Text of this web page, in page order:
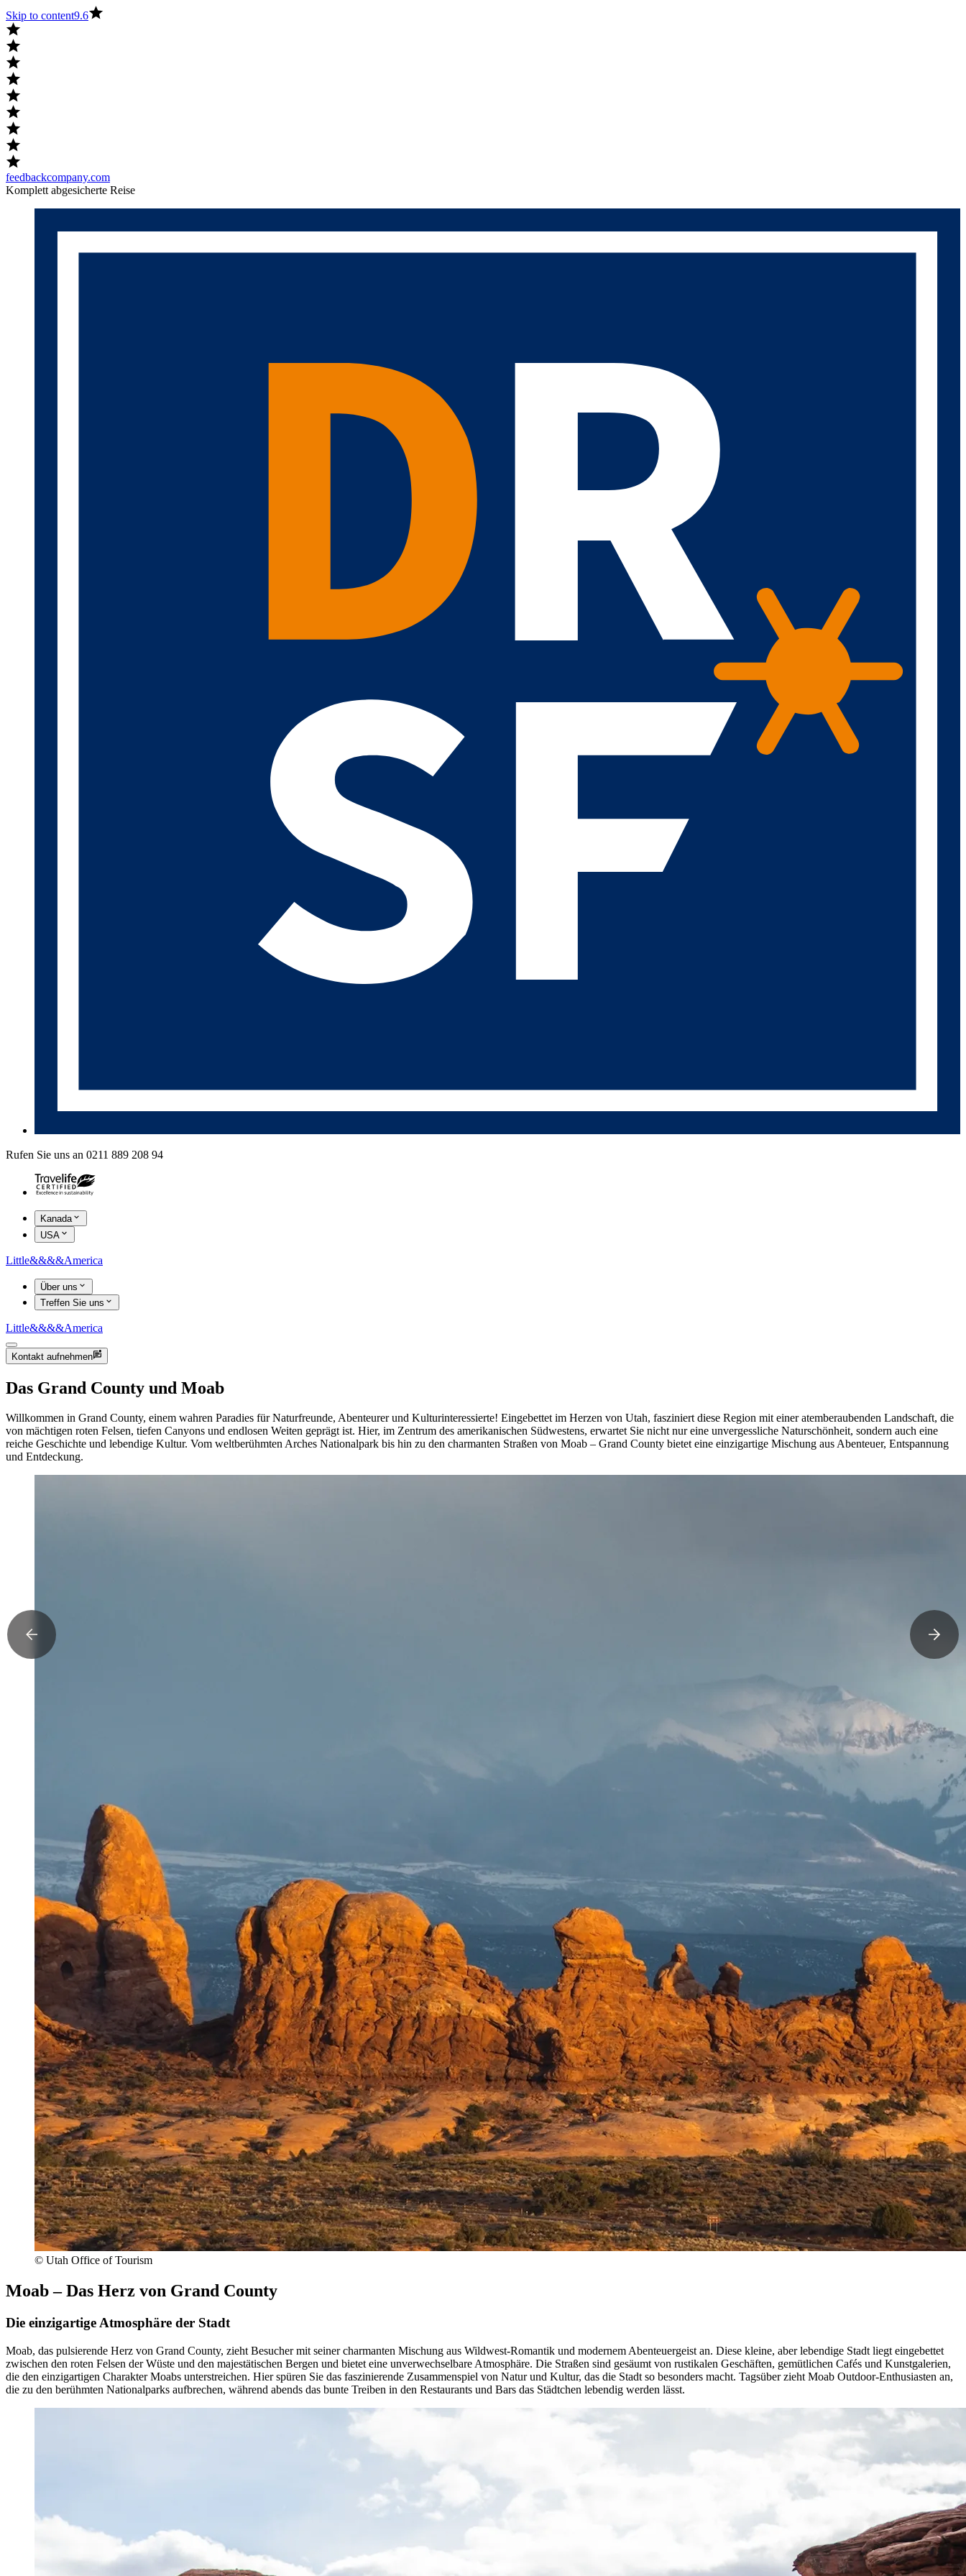
Skip to content9.6
feedbackcompany.com
Komplett abgesicherte Reise
Rufen Sie uns an 0211 889 208 94
Kanada
USA
Little&&&&America
Über uns
Treffen Sie uns
Little&&&&America
Kontakt aufnehmen
Das Grand County und Moab
Willkommen in Grand County, einem wahren Paradies für Naturfreunde, Abenteurer und Kulturinteressierte! Eingebettet im Herzen von Utah, fasziniert diese Region mit einer atemberaubenden Landschaft, die
von mächtigen roten Felsen, tiefen Canyons und endlosen Weiten geprägt ist. Hier, im Zentrum des amerikanischen Südwestens, erwartet Sie nicht nur eine unvergessliche Naturschönheit, sondern auch eine
reiche Geschichte und lebendige Kultur. Vom weltberühmten Arches Nationalpark bis hin zu den charmanten Straßen von Moab – Grand County bietet eine einzigartige Mischung aus Abenteuer, Entspannung
und Entdeckung.
© Utah Office of Tourism
Moab – Das Herz von Grand County
Die einzigartige Atmosphäre der Stadt
Moab, das pulsierende Herz von Grand County, zieht Besucher mit seiner charmanten Mischung aus Wildwest-Romantik und modernem Abenteuergeist an. Diese kleine, aber lebendige Stadt liegt eingebettet
zwischen den roten Felsen der Wüste und den majestätischen Bergen und bietet eine unverwechselbare Atmosphäre. Die Straßen sind gesäumt von rustikalen Geschäften, gemütlichen Cafés und Kunstgalerien,
die den einzigartigen Charakter Moabs unterstreichen. Hier spüren Sie das faszinierende Zusammenspiel von Natur und Kultur, das die Stadt so besonders macht. Tagsüber zieht Moab Outdoor-Enthusiasten an,
die zu den berühmten Nationalparks aufbrechen, während abends das bunte Treiben in den Restaurants und Bars das Städtchen lebendig werden lässt.